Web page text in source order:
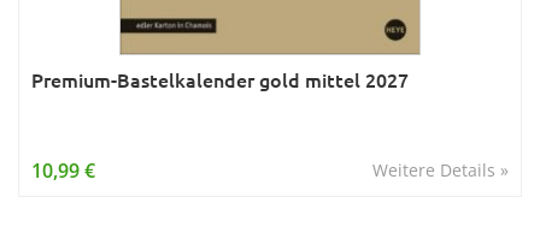
Premium-Bastelkalender gold mittel 2027
Weitere Details »
10,99 €